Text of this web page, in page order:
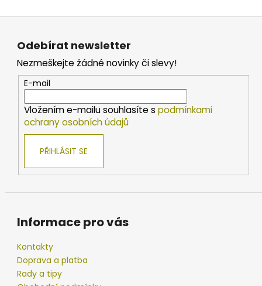
Kč
Z
Odebírat newsletter
Nezmeškejte žádné novinky či slevy!
E-mail
Vložením e-mailu souhlasíte s podmínkami
ochrany osobních údajů
PŘIHLÁSIT SE
Informace pro vás
Kontakty
Doprava a platba
Rady a tipy